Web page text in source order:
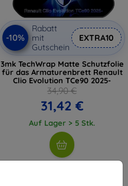
-10%
Rabatt
mit
Gutschein
EXTRA10
3mk TechWrap Matte Schutzfolie
für das Armaturenbrett Renault
Clio Evolution TCe90 2025-
34,90 €
31,42 €
Auf Lager > 5 Stk.